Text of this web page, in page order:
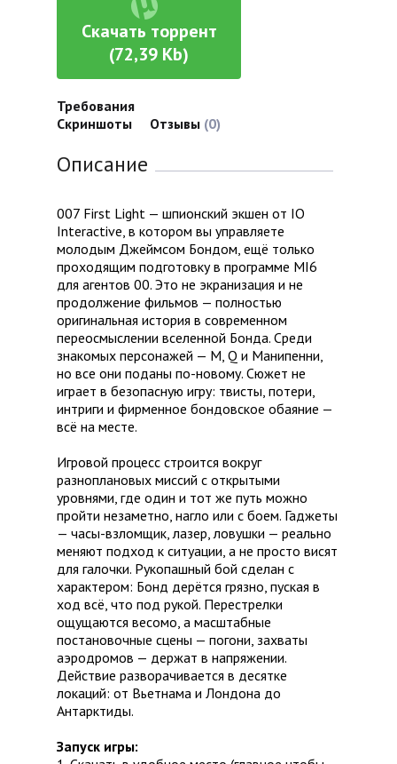
Скачать торрент
(72,39 Kb)
Требования
Скриншоты
Отзывы (0)
Описание
007 First Light — шпионский экшен от IO
Interactive, в котором вы управляете
молодым Джеймсом Бондом, ещё только
проходящим подготовку в программе MI6
для агентов 00. Это не экранизация и не
продолжение фильмов — полностью
оригинальная история в современном
переосмыслении вселенной Бонда. Среди
знакомых персонажей — М, Q и Манипенни,
но все они поданы по-новому. Сюжет не
играет в безопасную игру: твисты, потери,
интриги и фирменное бондовское обаяние —
всё на месте.
Игровой процесс строится вокруг
разноплановых миссий с открытыми
уровнями, где один и тот же путь можно
пройти незаметно, нагло или с боем. Гаджеты
— часы-взломщик, лазер, ловушки — реально
меняют подход к ситуации, а не просто висят
для галочки. Рукопашный бой сделан с
характером: Бонд дерётся грязно, пуская в
ход всё, что под рукой. Перестрелки
ощущаются весомо, а масштабные
постановочные сцены — погони, захваты
аэродромов — держат в напряжении.
Действие разворачивается в десятке
локаций: от Вьетнама и Лондона до
Антарктиды.
Запуск игры: